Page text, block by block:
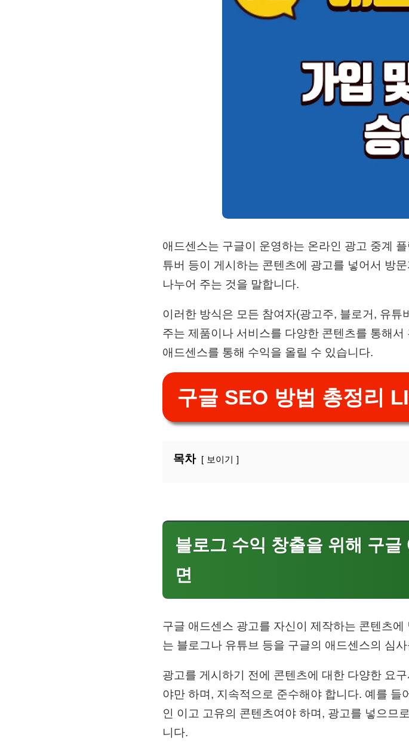
애드센스는 구글이 운영하는 온라인 광고 중계
튜버 등이 게시하는 콘텐츠에 광고를 넣어서 방
나누어 주는 것을 말합니다.
이러한 방식은 모든 참여자(광고주, 블로거, 유
주는 제품이나 서비스를 다양한 콘텐츠를 통해
애드센스를 통해 수익을 올릴 수 있습니다.
구글 SEO 방법 총정리
목차 보이기
블로그 수익 창출을 위해 구
면
구글 애드센스 광고를 자신이 제작하는 콘텐츠
는 블로그나 유튜브 등을 구글의 애드센스의 심
광고를 게시하기 전에 콘텐츠에 대한 다양한 요
야만 하며, 지속적으로 준수해야 합니다. 예를
인 이고 고유의 콘텐츠여야 하며, 광고를 넣으므
니다.